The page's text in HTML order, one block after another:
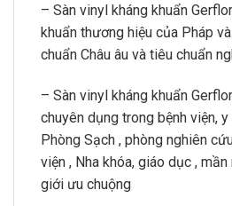
– Sàn vinyl kháng khuẩn
khuẩn thương hiệu của Pháp
chuẩn Châu âu và tiêu chuẩn
– Sàn vinyl kháng khuẩn
chuyên dụng trong bệnh viện,
Phòng Sạch , phòng nghiên
viện , Nha khóa, giáo dục ,
giới ưu chuộng